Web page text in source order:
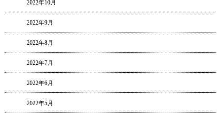
2022年10月
2022年9月
2022年8月
2022年7月
2022年6月
2022年5月